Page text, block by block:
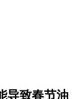
导致春节油